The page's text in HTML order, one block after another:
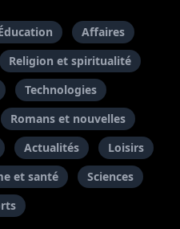
Affaires
Religion et spiritualité
Technologies
Romans et nouvelles
Actualités
Loisirs
et santé
Sciences